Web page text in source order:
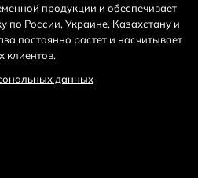
продукции и обеспечивает
по России, Украине, Казахстану и
постоянно растет и насчитывает
клиентов.
данных